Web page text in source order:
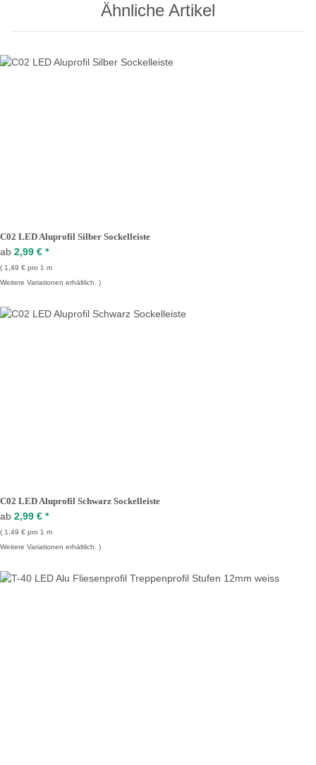
Ähnliche Artikel
C02 LED Aluprofil Silber Sockelleiste
ab 2,99 € *
1,49 € pro 1 m
Weitere Variationen erhältlich.
C02 LED Aluprofil Schwarz Sockelleiste
ab 2,99 € *
1,49 € pro 1 m
Weitere Variationen erhältlich.